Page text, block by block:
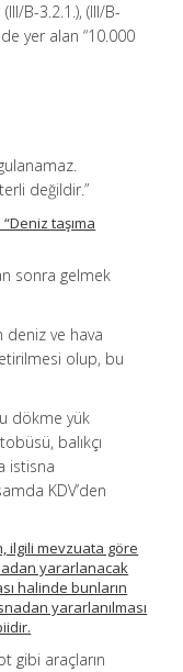
B-3.2.1.), (III/B-
yer alan “10.000
değildir.”
taşıma
sonra gelmek
deniz ve hava
olup, bu
dökme yük
balıkçı
istisna
KDV’den
ilgili mevzuata göre
yararlanacak
halinde bunların
yararlanılması
gibi araçların